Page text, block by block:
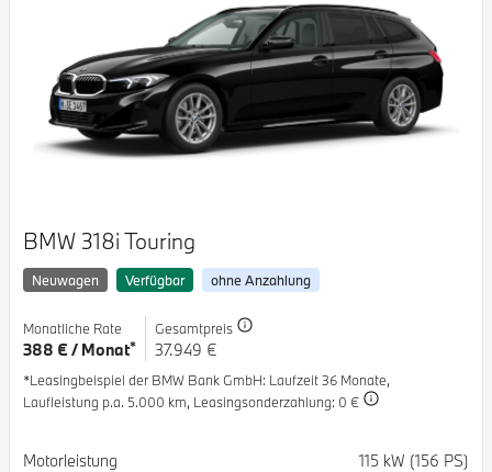
BMW 318i Touring
Neuwagen Verfügbar ohne Anzahlung
Monatliche Rate
388 € / Monat*
Gesamtpreis
37.949 €
*Leasingbeispiel der BMW Bank GmbH: Laufzeit 36 Monate,
Laufleistung p.a. 5.000 km, Leasingsonderzahlung: 0 €
Spezifikation
Motorleistung
115 kW (156 PS)